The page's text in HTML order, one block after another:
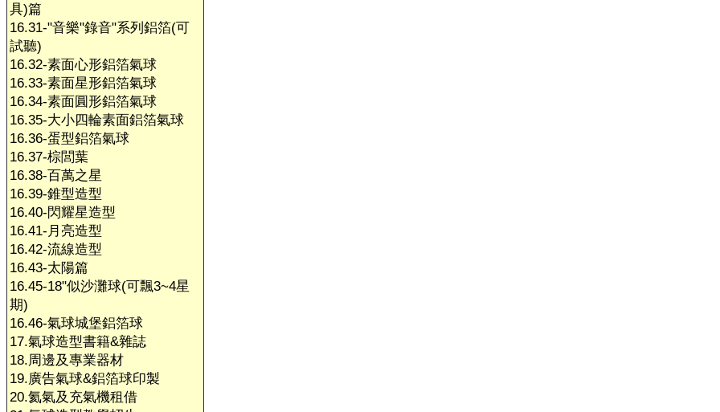
具)篇
16.31-"音樂"錄音"系列鋁箔(可
試聽)
16.32-素面心形鋁箔氣球
16.33-素面星形鋁箔氣球
16.34-素面圓形鋁箔氣球
16.35-大小四輪素面鋁箔氣球
16.36-蛋型鋁箔氣球
16.37-棕閭葉
16.38-百萬之星
16.39-錐型造型
16.40-閃耀星造型
16.41-月亮造型
16.42-流線造型
16.43-太陽篇
16.45-18"似沙灘球(可飄3~4星
期)
16.46-氣球城堡鋁箔球
17.氣球造型書籍&雜誌
18.周邊及專業器材
19.廣告氣球&鋁箔球印製
20.氦氣及充氣機租借